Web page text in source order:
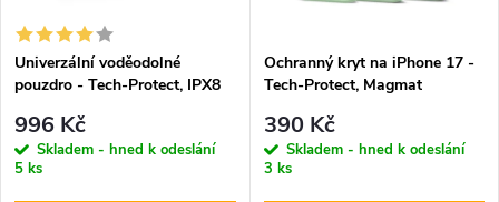
ů
Univerzální voděodolné
pouzdro - Tech-Protect, IPX8
996 Kč
Skladem - hned k odeslání
5 ks
Ochranný kryt na iPhone 17 -
Tech-Protect, Magmat
390 Kč
Skladem - hned k odeslání
3 ks